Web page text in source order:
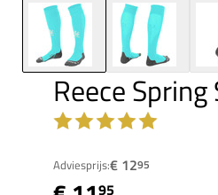
Reece Spring
Adviesprijs:€ 1295
95